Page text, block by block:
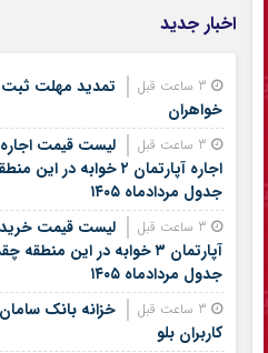
اخبار جدید
تمدید مهلت ثبت
خواهران
لیست قیمت
اجاره آپارتمان ۲ خوابه
جدول مردادماه ۱۴۰۵
لیست قیمت خرید
آپارتمان ۳ خوابه در این
جدول مردادماه ۱۴۰۵
خزانه بانک
کاربران بلو